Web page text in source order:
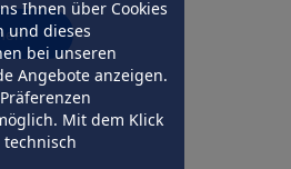
Ihnen über Cookies
und dieses
bei unseren
Angebote anzeigen.
Mit dem Klick